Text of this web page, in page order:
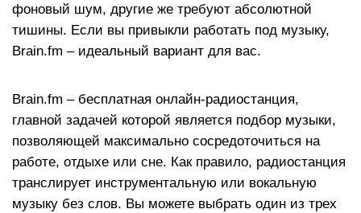
фоновый шум, другие же требуют абсолютной
тишины. Если вы привыкли работать под музыку,
Brain.fm – идеальный вариант для вас.
Brain.fm – бесплатная онлайн-радиостанция,
главной задачей которой является подбор музыки,
позволяющей максимально сосредоточиться на
работе, отдыхе или сне. Как правило, радиостанция
транслирует инструментальную или вокальную
музыку без слов. Вы можете выбрать один из трех